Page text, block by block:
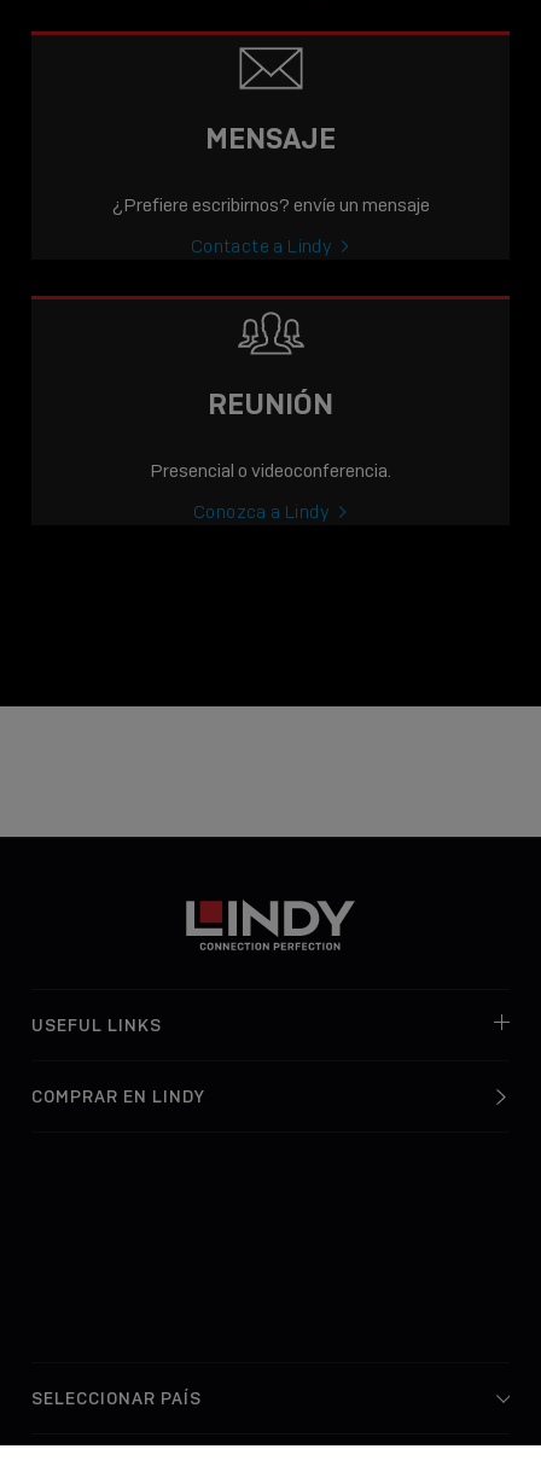
MENSAJE
¿Prefiere escribirnos? envíe un mensaje
Contacte a Lindy
REUNIÓN
Presencial o videoconferencia.
Conozca a Lindy
USEFUL LINKS
COMPRAR EN LINDY